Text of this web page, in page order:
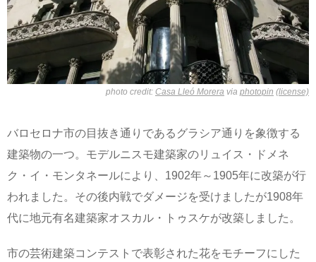
photo credit: Casa Lleó Morera via photopin (license)
バロセロナ市の目抜き通りであるグラシア通りを象徴する
建築物の一つ。モデルニスモ建築家のリュイス・ドメネ
ク・イ・モンタネールにより、1902年～1905年に改築が行
われました。その後内戦でダメージを受けましたが1908年
代に地元有名建築家オスカル・トゥスケが改築しました。
市の芸術建築コンテストで表彰された花をモチーフにした